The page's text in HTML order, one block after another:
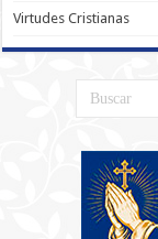
Virtudes Cristianas